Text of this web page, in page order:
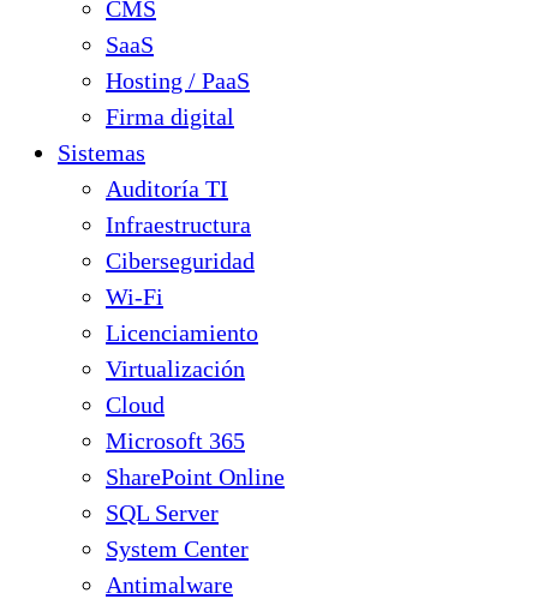
CMS
SaaS
Hosting / PaaS
Firma digital
Sistemas
Auditoría TI
Infraestructura
Ciberseguridad
Wi-Fi
Licenciamiento
Virtualización
Cloud
Microsoft 365
SharePoint Online
SQL Server
System Center
Antimalware